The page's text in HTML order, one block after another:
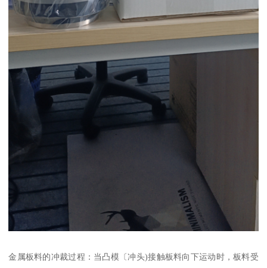
金属板料的冲裁过程：当凸模〔冲头)接触板料向下运动时，板料受